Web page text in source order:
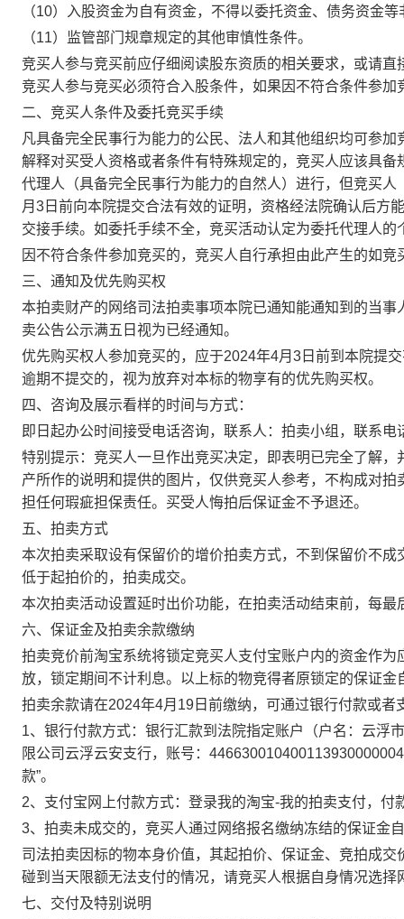
（10）入股资金为自有资金，不得以委托资金、债务资金等
（11）监管部门规章规定的其他审慎性条件。
竞买人参与竞买前应仔细阅读股东资质的相关要求，或请
竞买人参与竞买必须符合入股条件，如果因不符合条件参
二、竞买人条件及委托竞买手续
凡具备完全民事行为能力的公民、法人和其他组织均可参
解释对买受人资格或者条件有特殊规定的，竞买人应该具
代理人（具备完全民事行为能力的自然人）进行，但竞买
月3日前向本院提交合法有效的证明，资格经法院确认后方
交接手续。如委托手续不全，竞买活动认定为委托代理人的
因不符合条件参加竞买的，竞买人自行承担由此产生的如
三、通知及优先购买权
本拍卖财产的网络司法拍卖事项本院已通知能通知到的当
卖公告公示满五日视为已经通知。
优先购买权人参加竞买的，应于2024年4月3日前到本院提
逾期不提交的，视为放弃对本标的物享有的优先购买权。
四、咨询及展示看样的时间与方式：
即日起办公时间接受电话咨询，联系人：拍卖小组，联系电
特别提示：竞买人一旦作出竞买决定，即表明已完全了解
产所作的说明和提供的图片，仅供竞买人参考，不构成对
担任何瑕疵担保责任。买受人悔拍后保证金不予退还。
五、拍卖方式
本次拍卖采取设有保留价的增价拍卖方式，不到保留价不
低于起拍价的，拍卖成交。
本次拍卖活动设置延时出价功能，在拍卖活动结束前，每最
六、保证金及拍卖余款缴纳
拍卖竞价前淘宝系统将锁定竞买人支付宝账户内的资金作
放，锁定期间不计利息。以上标的物竞得者原锁定的保证金
拍卖余款请在2024年4月19日前缴纳，可通过银行付款或者
1、银行付款方式：银行汇款到法院指定账户（户名：云浮
限公司云浮云安支行， 账号：
款”。
2、支付宝网上付款方式：登录我的淘宝-我的拍卖支付，付
3、拍卖未成交的，竞买人通过网络报名缴纳冻结的保证金
司法拍卖因标的物本身价值，其起拍价、保证金、竞拍成
碰到当天限额无法支付的情况，请竞买人根据自身情况选
七、交付及特别说明